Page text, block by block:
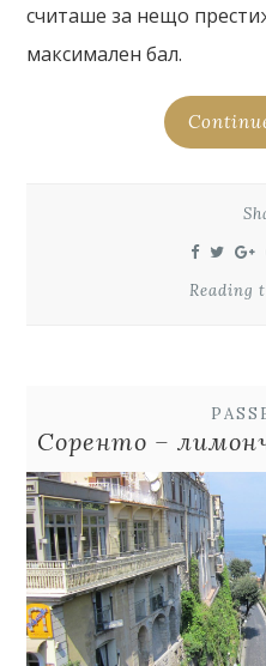
считаше за нещо
максимален бал.
Reading
Соренто –